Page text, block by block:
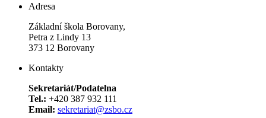
Adresa
Základní škola Borovany,
Petra z Lindy 13
373 12 Borovany
Kontakty
Sekretariát/Podatelna
Tel.: +420 387 932 111
Email: sekretariat@zsbo.cz